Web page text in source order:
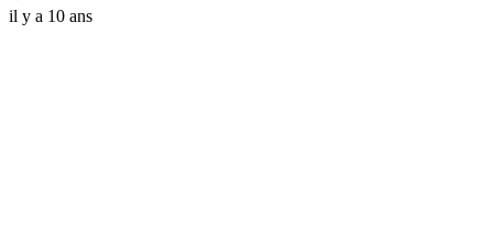
il y a 10 ans